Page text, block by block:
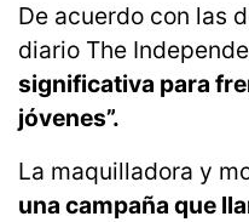
De acuerdo con las
diario The
significativa para
jóvenes”.
La maquilladora y
una campaña que